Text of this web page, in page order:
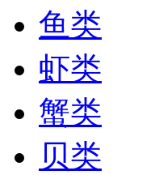
鱼类
虾类
蟹类
贝类